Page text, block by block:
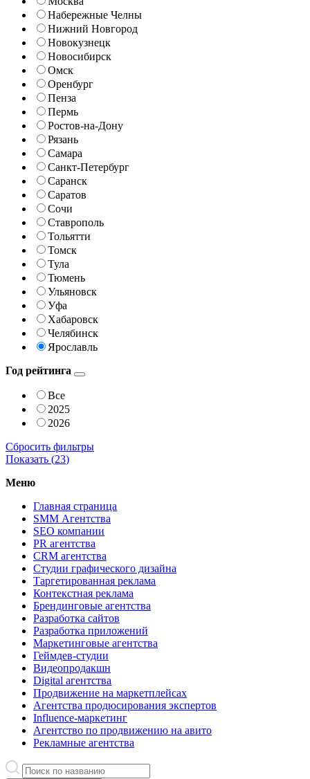
Набережные Челны
Нижний Новгород
Новокузнецк
Новосибирск
Омск
Оренбург
Пенза
Пермь
Ростов-на-Дону
Рязань
Самара
Санкт-Петербург
Саранск
Саратов
Сочи
Ставрополь
Тольятти
Томск
Тула
Тюмень
Ульяновск
Уфа
Хабаровск
Челябинск
Ярославль
Год рейтинга
Все
2025
2026
Сбросить фильтры
Показать (23)
Меню
Главная страница
SMM Агентства
SEO компании
PR агентства
CRM агентства
Студии графического дизайна
Таргетированная реклама
Контекстная реклама
Брендинговые агентства
Разработка сайтов
Разработка приложений
Маркетинговые агентства
Геймдев-студии
Видеопродакшн
Digital агентства
Продвижение на маркетплейсах
Агентства продюсирования экспертов
Influence-маркетинг
Агентство по продвижению на авито
Рекламные агентства